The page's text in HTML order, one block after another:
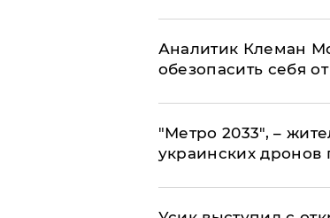
Аналитик Клеман
обезопасить себя
"Метро 2033", –
украинских дронов